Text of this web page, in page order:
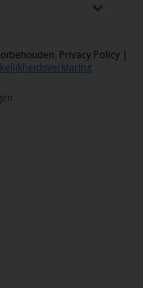
Privacy Policy |